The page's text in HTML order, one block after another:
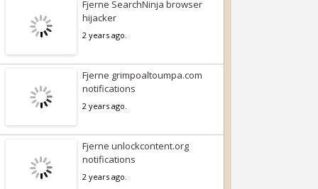
Fjerne SearchNinja browser
hijacker
2 years ago.
Fjerne grimpoaltoumpa.com
notifications
2 years ago.
Fjerne unlockcontent.org
notifications
2 years ago.